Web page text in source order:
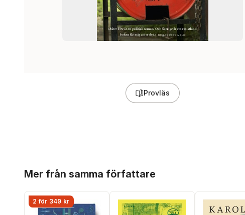
Provläs
Mer från samma författare
2 för 349 kr